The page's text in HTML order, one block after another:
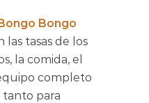
Bongo
las tasas de los
la comida, el
completo
para